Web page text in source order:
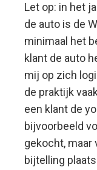
Let op: in het
de auto is de
minimaal het
klant de auto
mij op zich
de praktijk
een klant de
bijvoorbeeld
gekocht, maar
bijtelling